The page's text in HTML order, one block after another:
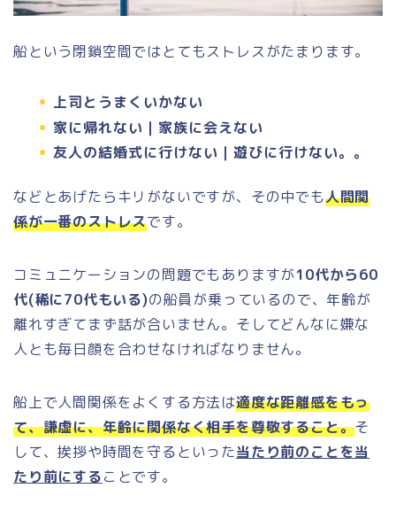
船という閉鎖空間ではとてもストレスがたまります。
上司とうまくいかない
家に帰れない｜家族に会えない
友人の結婚式に行けない｜遊びに行けない。。
などとあげたらキリがないですが、その中でも人間関
係が一番のストレスです。
コミュニケーションの問題でもありますが10代から60
代(稀に70代もいる)の船員が乗っているので、年齢が
離れすぎてまず話が合いません。そしてどんなに嫌な
人とも毎日顔を合わせなければなりません。
船上で人間関係をよくする方法は適度な距離感をもっ
て、謙虚に、年齢に関係なく相手を尊敬すること。そ
して、挨拶や時間を守るといった当たり前のことを当
たり前にすることです。